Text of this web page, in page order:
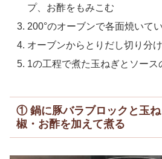
プ、お酢をもみこむ
200°のオーブンで各面焼いて
オーブンからとりだし切り分
1の工程で煮た玉ねぎとソース
① 鍋に豚バラブロックと玉
椒・お酢を加えて煮る